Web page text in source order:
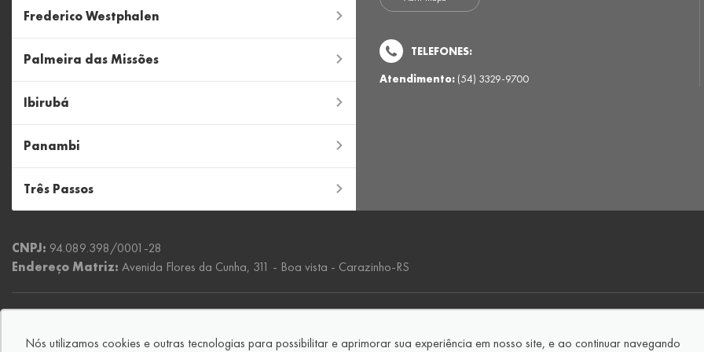
Frederico Westphalen
Palmeira das Missões
Ibirubá
Panambi
Três Passos
TELEFONES:
Atendimento: (54) 3329-9700
CNPJ: 94.089.398/0001-28
Endereço Matriz: Avenida Flores da Cunha, 311 - Boa vista - Carazinho-RS
Confira a nossaPolítica de privacidade.
Nós utilizamos cookies e outras tecnologias para possibilitar e aprimorar sua experiência em nosso site, e ao continuar navegando